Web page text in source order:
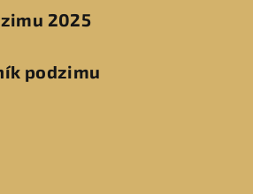
2025
podzimu